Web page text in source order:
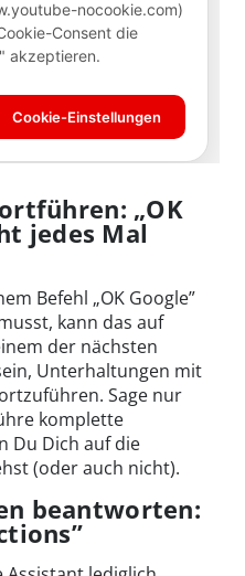
„OK
jedes Mal
Befehl „OK Google”
kann das auf
der nächsten
Unterhaltungen mit
Sage nur
komplette
Du Dich auf die
(oder auch nicht).
beantworten: